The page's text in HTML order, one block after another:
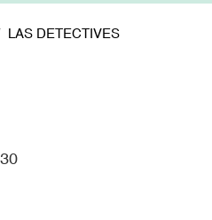
LAS DETECTIVES